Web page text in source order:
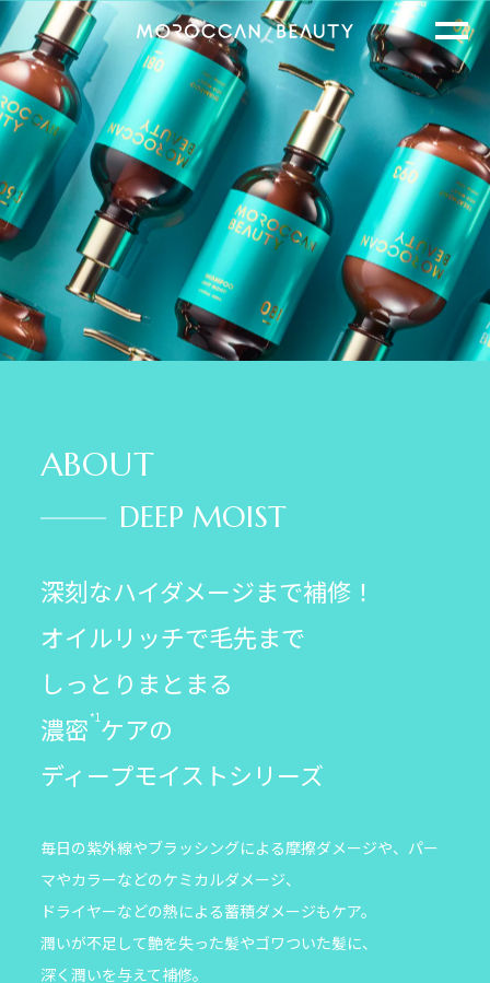
ABOUT
DEEP MOIST
深刻なハイダメージまで補修！
オイルリッチで毛先まで
しっとりまとまる
濃密*1ケアの
ディープモイストシリーズ
毎日の紫外線やブラッシングによる摩擦ダメージや、パー
マやカラーなどのケミカルダメージ、
ドライヤーなどの熱による蓄積ダメージもケア。
潤いが不足して艶を失った髪やゴワついた髪に、
深く潤いを与えて補修。